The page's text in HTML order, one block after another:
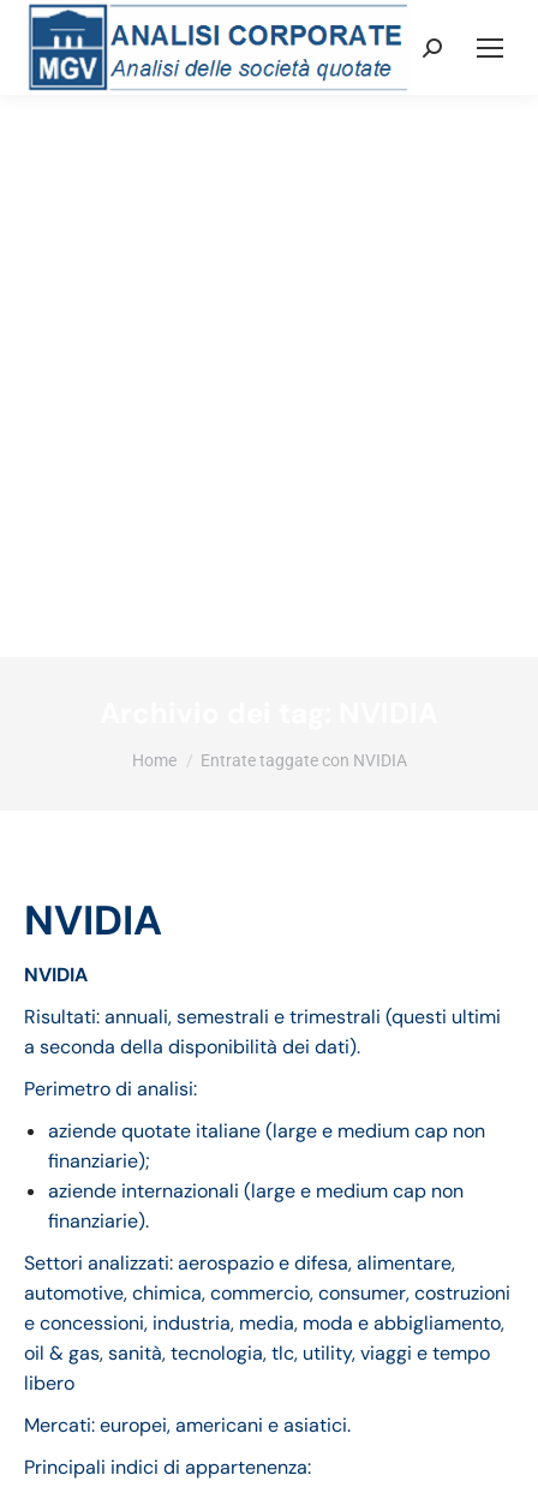
Cerca:
Tu sei qui:
Home Entrate taggate con NVIDIA
NVIDIA
NVIDIA
Risultati: annuali, semestrali e trimestrali (questi ultimi
a seconda della disponibilità dei dati).
Perimetro di analisi:
aziende quotate italiane (large e medium cap non
finanziarie);
aziende internazionali (large e medium cap non
finanziarie).
Settori analizzati: aerospazio e difesa, alimentare,
automotive, chimica, commercio, consumer, costruzioni
e concessioni, industria, media, moda e abbigliamento,
oil & gas, sanità, tecnologia, tlc, utility, viaggi e tempo
libero
Mercati: europei, americani e asiatici.
Principali indici di appartenenza: